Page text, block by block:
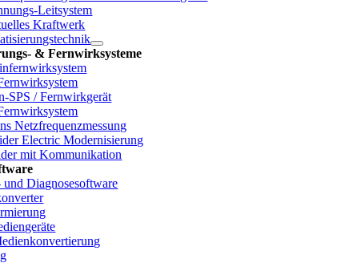
Leitsystem
Kraftwerk
& Fernwirksysteme
SPS / Fernwirkgerät
Netzfrequenzmessung
Electric Modernisierung
mit Kommunikation
und Diagnosesoftware